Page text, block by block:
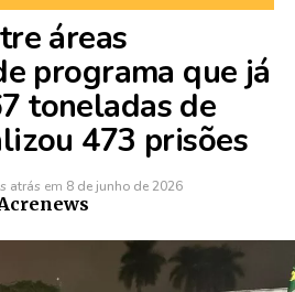
áreas
programa que já
toneladas de
473 prisões
atrás em 8 de junho de 2026